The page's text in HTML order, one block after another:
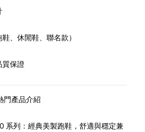
、休閒鞋、聯名款）
質保證
產品介紹
系列 ：經典美製跑鞋，舒適與穩定兼